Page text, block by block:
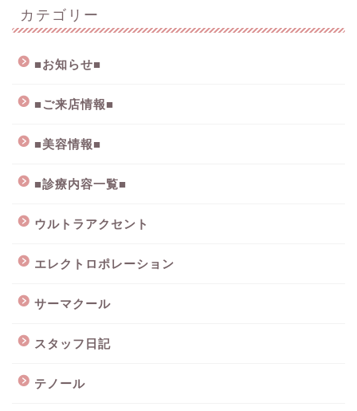
カテゴリー
■お知らせ■
■ご来店情報■
■美容情報■
■診療内容一覧■
ウルトラアクセント
エレクトロポレーション
サーマクール
スタッフ日記
テノール